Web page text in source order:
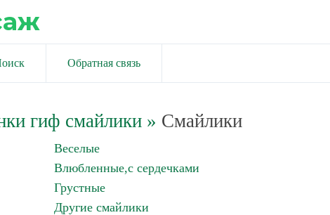
Обратная связь
гиф смайлики » Смайлики
Веселые
Влюбленные,с сердечками
Грустные
Другие смайлики